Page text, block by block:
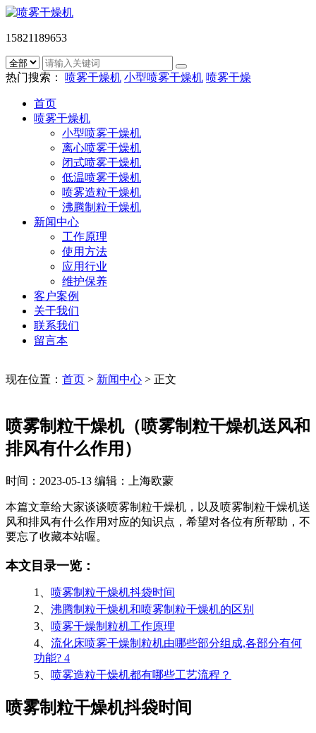
15821189653
热门搜索： 喷雾干燥机 小型喷雾干燥机 喷雾干燥
首页
喷雾干燥机
小型喷雾干燥机
离心喷雾干燥机
闭式喷雾干燥机
低温喷雾干燥机
喷雾造粒干燥机
沸腾制粒干燥机
新闻中心
工作原理
使用方法
应用行业
维护保养
客户案例
关于我们
联系我们
留言本
现在位置： 首页 > 新闻中心 > 正文
喷雾制粒干燥机（喷雾制粒干燥机送风和
排风有什么作用）
时间：2023-05-13 编辑：上海欧蒙
本篇文章给大家谈谈喷雾制粒干燥机，以及喷雾制粒干燥机送
风和排风有什么作用对应的知识点，希望对各位有所帮助，不
要忘了收藏本站喔。
本文目录一览：
1、 喷雾制粒干燥机抖袋时间
2、 沸腾制粒干燥机和喷雾制粒干燥机的区别
3、 喷雾干燥制粒机工作原理
4、 流化床喷雾干燥制粒机由哪些部分组成,各部分有何
功能? 4
5、 喷雾造粒干燥机都有哪些工艺流程？
喷雾制粒干燥机抖袋时间